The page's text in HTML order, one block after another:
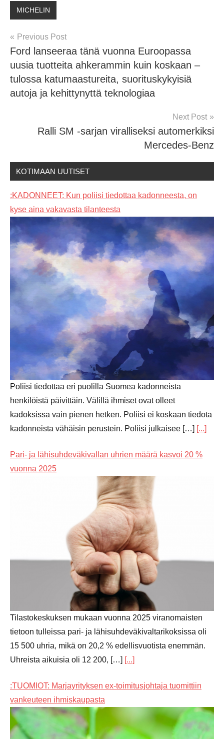
MICHELIN
Post
navigation
Previous Post
Ford lanseeraa tänä vuonna Euroopassa
uusia tuotteita ahkerammin kuin koskaan –
tulossa katumaastureita, suorituskykyisiä
autoja ja kehittynyttä teknologiaa
Next Post
Ralli SM -sarjan viralliseksi automerkiksi
Mercedes-Benz
KOTIMAAN UUTISET
:KADONNEET: Kun poliisi tiedottaa kadonneesta, on
kyse aina vakavasta tilanteesta
Poliisi tiedottaa eri puolilla Suomea kadonneista
henkilöistä päivittäin. Välillä ihmiset ovat olleet
kadoksissa vain pienen hetken. Poliisi ei koskaan tiedota
kadonneista vähäisin perustein. Poliisi julkaisee […] [...]
Pari- ja lähisuhdeväkivallan uhrien määrä kasvoi 20 %
vuonna 2025
Tilastokeskuksen mukaan vuonna 2025 viranomaisten
tietoon tulleissa pari- ja lähisuhdeväkivaltarikoksissa oli
15 500 uhria, mikä on 20,2 % edellisvuotista enemmän.
Uhreista aikuisia oli 12 200, […] [...]
:TUOMIOT: Marjayrityksen ex-toimitusjohtaja tuomittiin
vankeuteen ihmiskaupasta